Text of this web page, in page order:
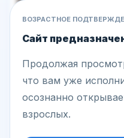
ВОЗРАСТНОЕ
Сайт
Продолжая
что вам уже
осознанно
взрослых.